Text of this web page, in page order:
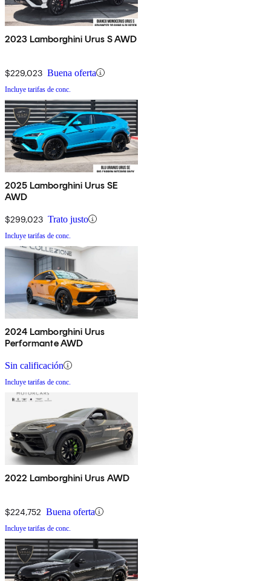
2023 Lamborghini Urus S AWD
$229,023 Buena oferta
Incluye tarifas de conc.
2025 Lamborghini Urus SE
AWD
$299,023 Trato justo
Incluye tarifas de conc.
2024 Lamborghini Urus
Performante AWD
Sin calificación
Incluye tarifas de conc.
2022 Lamborghini Urus AWD
$224,752 Buena oferta
Incluye tarifas de conc.